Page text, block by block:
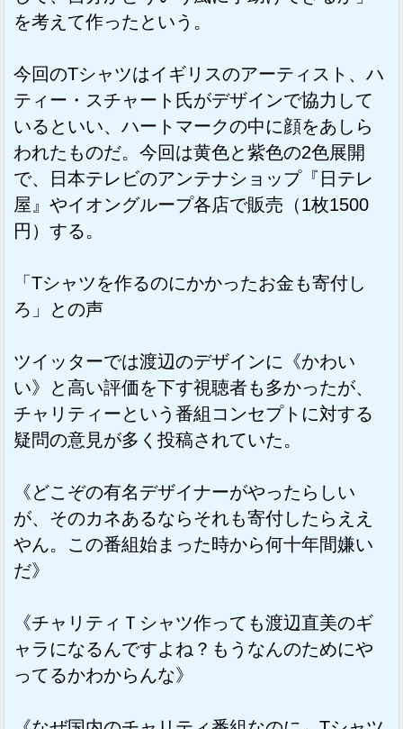
を考えて作ったという。
今回のTシャツはイギリスのアーティスト、ハ
ティー・スチャート氏がデザインで協力して
いるといい、ハートマークの中に顔をあしら
われたものだ。今回は黄色と紫色の2色展開
で、日本テレビのアンテナショップ『日テレ
屋』やイオングループ各店で販売（1枚1500
円）する。
「Tシャツを作るのにかかったお金も寄付し
ろ」との声
ツイッターでは渡辺のデザインに《かわい
い》と高い評価を下す視聴者も多かったが、
チャリティーという番組コンセプトに対する
疑問の意見が多く投稿されていた。
《どこぞの有名デザイナーがやったらしい
が、そのカネあるならそれも寄付したらええ
やん。この番組始まった時から何十年間嫌い
だ》
《チャリティＴシャツ作っても渡辺直美のギ
ャラになるんですよね？もうなんのためにや
ってるかわからんな》